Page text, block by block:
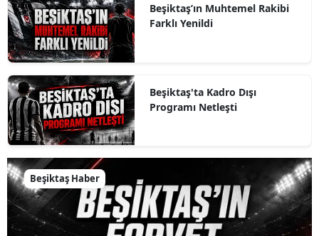
Beşiktaş’ın Muhtemel Rakibi
Farklı Yenildi
Beşiktaş'ta Kadro Dışı
Programı Netleşti
Beşiktaş Haber